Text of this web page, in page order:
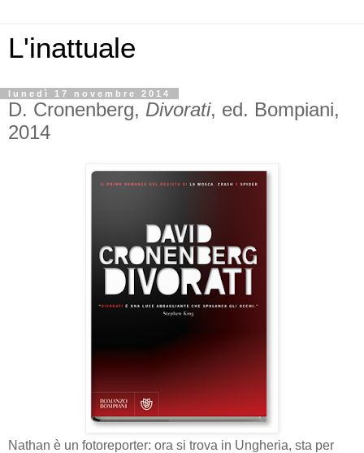
L'inattuale
lunedì 17 novembre 2014
D. Cronenberg, Divorati, ed. Bompiani,
2014
Nathan è un fotoreporter: ora si trova in Ungheria, sta per